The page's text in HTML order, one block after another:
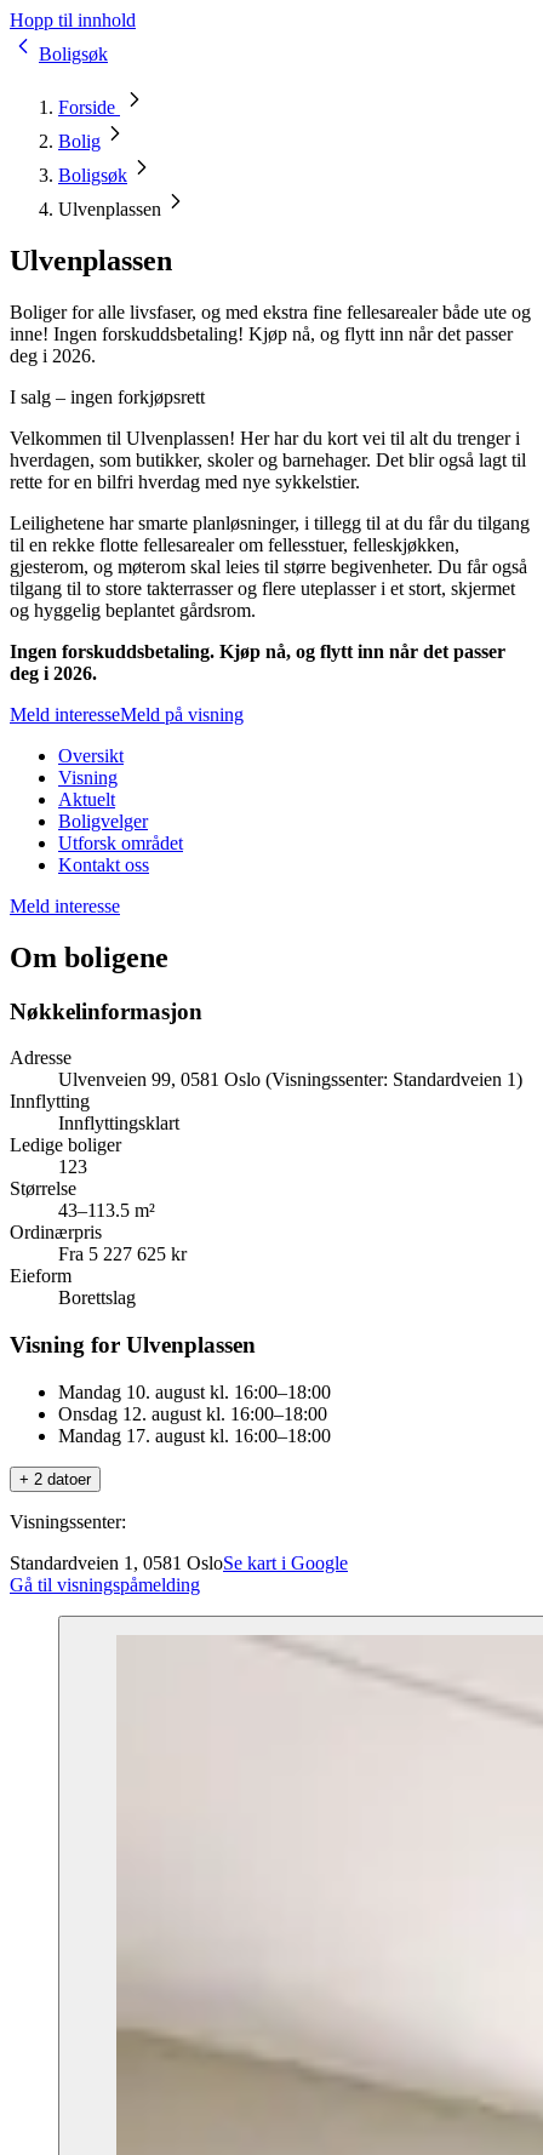
Hopp til innhold
Boligsøk
Forside
Bolig
Boligsøk
Ulvenplassen
Ulvenplassen
Boliger for alle livsfaser, og med ekstra fine fellesarealer både ute og
inne! Ingen forskuddsbetaling! Kjøp nå, og flytt inn når det passer
deg i 2026.
I salg – ingen forkjøpsrett
Velkommen til Ulvenplassen! Her har du kort vei til alt du trenger i
hverdagen, som butikker, skoler og barnehager. Det blir også lagt til
rette for en bilfri hverdag med nye sykkelstier.
Leilighetene har smarte planløsninger, i tillegg til at du får du tilgang
til en rekke flotte fellesarealer om fellesstuer, felleskjøkken,
gjesterom, og møterom skal leies til større begivenheter. Du får også
tilgang til to store takterrasser og flere uteplasser i et stort, skjermet
og hyggelig beplantet gårdsrom.
Ingen forskuddsbetaling. Kjøp nå, og flytt inn når det passer
deg i 2026.
Meld interesseMeld på visning
Oversikt
Visning
Aktuelt
Boligvelger
Utforsk området
Kontakt oss
Meld interesse
Om boligene
Nøkkelinformasjon
Adresse
Ulvenveien 99, 0581 Oslo (Visningssenter: Standardveien 1)
Innflytting
Innflyttingsklart
Ledige boliger
123
Størrelse
43–113.5 m²
Ordinærpris
Fra 5 227 625 kr
Eieform
Borettslag
Visning for Ulvenplassen
Mandag 10. august kl. 16:00–18:00
Onsdag 12. august kl. 16:00–18:00
Mandag 17. august kl. 16:00–18:00
+ 2 datoer
Visningssenter:
Standardveien 1, 0581 OsloSe kart i Google
Gå til visningspåmelding